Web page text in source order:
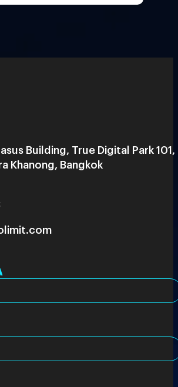
Building, True Digital Park 101,
Khanong, Bangkok